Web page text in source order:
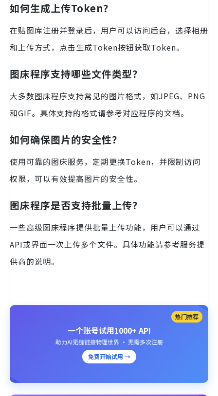
如何生成上传Token？
在贴图库注册并登录后，用户可以访问后台，选择相册
和上传方式，点击生成Token按钮获取Token。
图床程序支持哪些文件类型？
大多数图床程序支持常见的图片格式，如JPEG、PNG
和GIF。具体支持的格式请参考对应程序的文档。
如何确保图片的安全性？
使用可靠的图床服务，定期更换Token，并限制访问
权限，可以有效提高图片的安全性。
图床程序是否支持批量上传？
一些高级图床程序提供批量上传功能，用户可以通过
API或界面一次上传多个文件。具体功能请参考服务提
供商的说明。
热门推荐
一个账号试用1000+ API
助力AI无缝链接物理世界 · 无需多次注册
免费开始试用 →